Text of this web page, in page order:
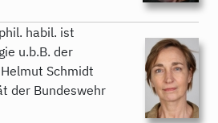
habil. ist
u.b.B. der
Schmidt
der Bundeswehr